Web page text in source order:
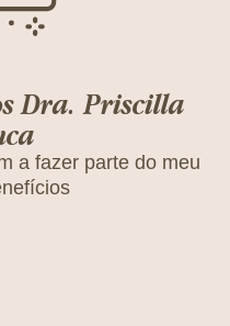
Dra. Priscilla
a fazer parte do meu